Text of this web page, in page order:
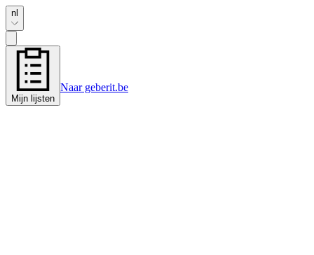
nl
Mijn lijsten
Naar geberit.be